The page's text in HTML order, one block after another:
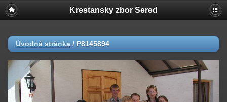
Krestansky zbor Sered
Úvodná stránka / P8145894